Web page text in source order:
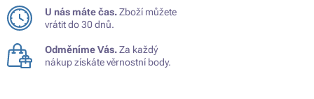
U nás máte čas.Zboží můžete
vrátit do 30 dnů.
Odměníme Vás.Za každý
nákup získáte věrnostní body.